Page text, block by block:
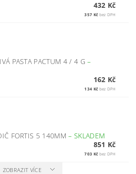
432 Kč
357 Kč bez DPH
PASTA PACTUM 4 / 4 G–
162 Kč
134 Kč bez DPH
FORTIS 5 140MM– SKLADEM
851 Kč
703 Kč bez DPH
ZOBRAZIT VÍCE